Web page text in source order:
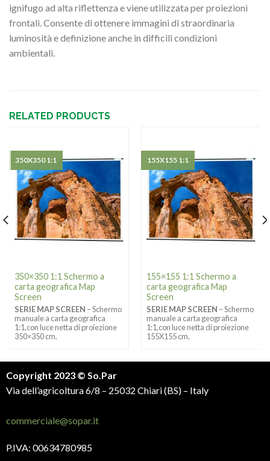
ignifugo ad alta riflettenza e viene utilizzata per proiezioni
frontali. Consente di ottenere immagini di straordinaria
luminosità e definizione anche in difficili condizioni
ambientali.
RELATED PRODUCTS
350×350 1:1 Schermo a
carta geografica Map
Screen
SERIE MAP SCREEN – Schermo
manuale a carta geografica
1:1,con luce netta di proiezione
350×350 cm.
350X350 1:1
155×155 1:1 Schermo a
carta geografica Map
Screen
SERIE MAP SCREEN – Schermo
manuale a carta geografica
1:1,con luce netta di proiezione
155X155 cm.
155X155 1:1
Copyright 2023 © So.Par
Via dell’agricoltura 6/8 – 25032 Chiari (BS) – Italy
commerciale@sopar.it
P.IVA: 00634780985